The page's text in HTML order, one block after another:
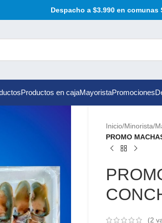
Despacho a $3.990 en comunas
Productos en cajaMayoristaPromociones
Inicio/Minorista/
PROMO
(2